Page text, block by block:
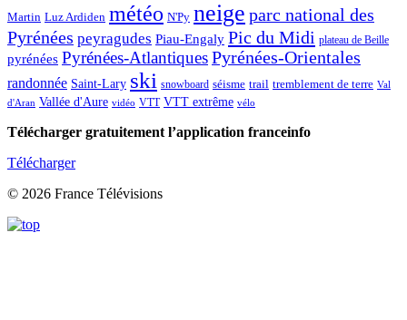
Martin Luz Ardiden météo N'Py neige parc national des
Pyrénées peyragudes Piau-Engaly Pic du Midi plateau de Beille
pyrénées Pyrénées-AtlantiquesPyrénées-Orientales
randonnée Saint-Lary ski snowboard séisme trail tremblement de terre Val
d'Aran Vallée d'Aure vidéo VTT VTT extrême vélo
Télécharger gratuitement l’application franceinfo
Télécharger
© 2026 France Télévisions